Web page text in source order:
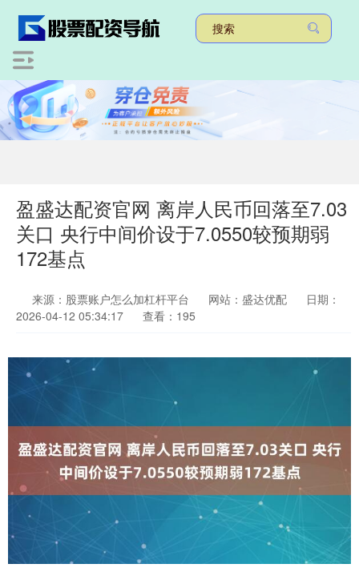
盈盛达配资官网 离岸人民币回落至7.03
关口 央行中间价设于7.0550较预期弱
172基点
来源：股票账户怎么加杠杆平台 网站：盛达优配
日期：
2026-04-12 05:34:17
查看：195